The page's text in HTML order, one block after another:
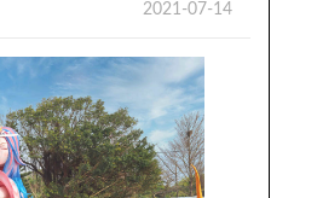
2021-07-14